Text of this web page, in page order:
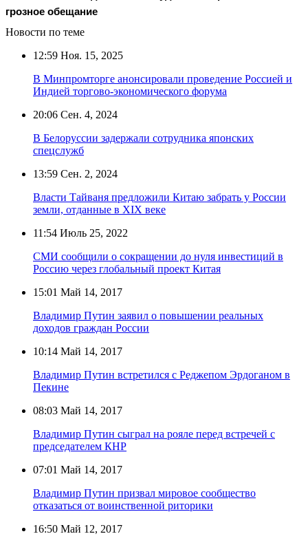
грозное обещание
Новости по теме
12:59 Ноя. 15, 2025
В Минпромторге анонсировали проведение Россией и
Индией торгово-экономического форума
20:06 Сен. 4, 2024
В Белоруссии задержали сотрудника японских
спецслужб
13:59 Сен. 2, 2024
Власти Тайваня предложили Китаю забрать у России
земли, отданные в XIX веке
11:54 Июль 25, 2022
СМИ сообщили о сокращении до нуля инвестиций в
Россию через глобальный проект Китая
15:01 Май 14, 2017
Владимир Путин заявил о повышении реальных
доходов граждан России
10:14 Май 14, 2017
Владимир Путин встретился с Реджепом Эрдоганом в
Пекине
08:03 Май 14, 2017
Владимир Путин сыграл на рояле перед встречей с
председателем КНР
07:01 Май 14, 2017
Владимир Путин призвал мировое сообщество
отказаться от воинственной риторики
16:50 Май 12, 2017